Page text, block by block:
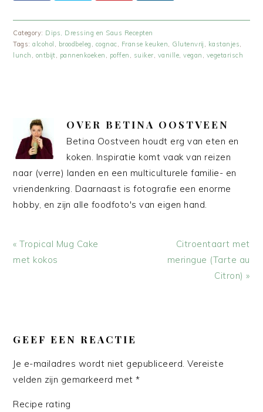
Category: Dips, Dressing en Saus Recepten
Tags:alcohol , broodbeleg , cognac, Franse keuken, Glutenvrij , kastanjes,
lunch , ontbijt, pannenkoeken , poffen , suiker, vanille,vegan , vegetarisch
OVER BETINA OOSTVEEN
Betina Oostveen houdt erg van eten en
koken. Inspiratie komt vaak van reizen
naar (verre) landen en een multiculturele familie- en
vriendenkring. Daarnaast is fotografie een enorme
hobby, en zijn alle foodfoto's van eigen hand.
Vorig
bericht:
« Tropical Mug Cake
met kokos
Volgend
bericht:
Citroentaart met
meringue (Tarte au
Citron) »
INTERACTIES
GEEF EEN REACTIE
Je e-mailadres wordt niet gepubliceerd. Vereiste
velden zijn gemarkeerd met*
Recipe rating